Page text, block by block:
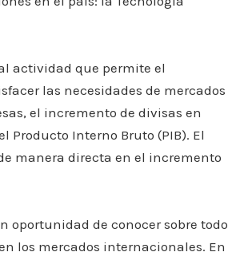
actividad que permite el
las necesidades de mercados
el incremento de divisas en
Interno Bruto (PIB). El
manera directa en el incremento
oportunidad de conocer sobre todo
los mercados internacionales. En